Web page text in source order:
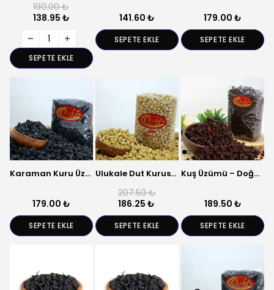
190.00 ₺
138.95 ₺
SEPETE EKLE
141.60 ₺
SEPETE EKLE
179.00 ₺
SEPETE EKLE
Karaman Kuru Üzümü – Doğal ve Tatlı
179.00 ₺
SEPETE EKLE
Ulukale Dut Kurusu – Yöresel ve Katkısız
207.50 ₺
186.25 ₺
SEPETE EKLE
Kuş Üzümü – Doğal Kuru Meyve
189.50 ₺
SEPETE EKLE